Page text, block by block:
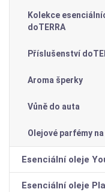
Kolekce
doTERRA
Příslušenství
Aroma šperky
Vůně do auta
Olejové parfémy
Esenciální oleje
Esenciální oleje